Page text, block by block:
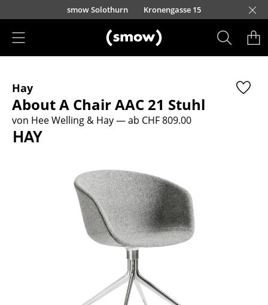
Direkt zum Inhaltsmow Solothurn Kronengasse 15
Sitzmöbel
Esszimmerstühle
Sofas
Loungesessel
Freischwinger
Hay
About A Chair AAC 21 Stuhl
von Hee Welling & Hay— ab CHF 809.00